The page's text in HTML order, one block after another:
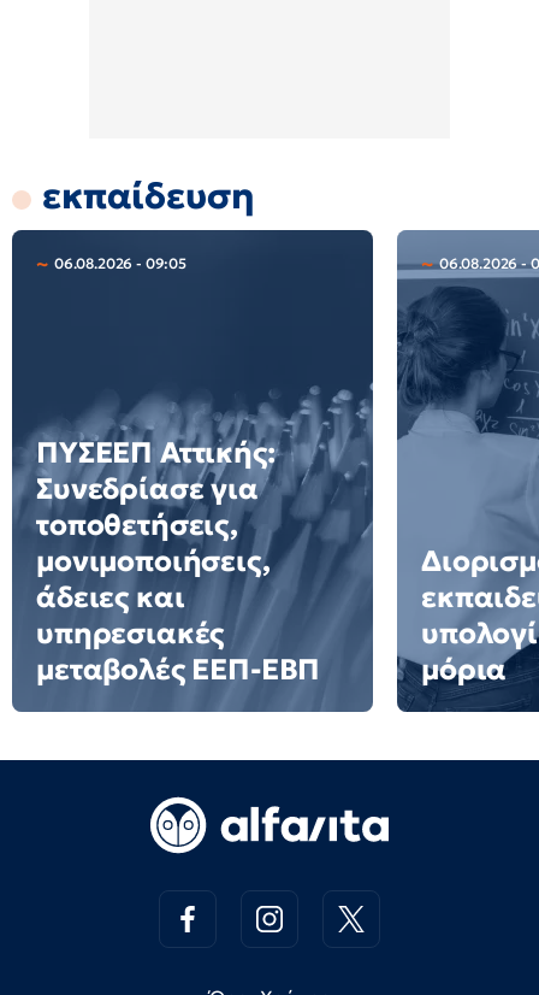
εκπαίδευση
06.08.2026 - 09:05
ΠΥΣΕΕΠ Αττικής:
Συνεδρίασε για
τοποθετήσεις,
μονιμοποιήσεις,
άδειες και
υπηρεσιακές
μεταβολές ΕΕΠ-ΕΒΠ
06.08.2026 -
μόρια